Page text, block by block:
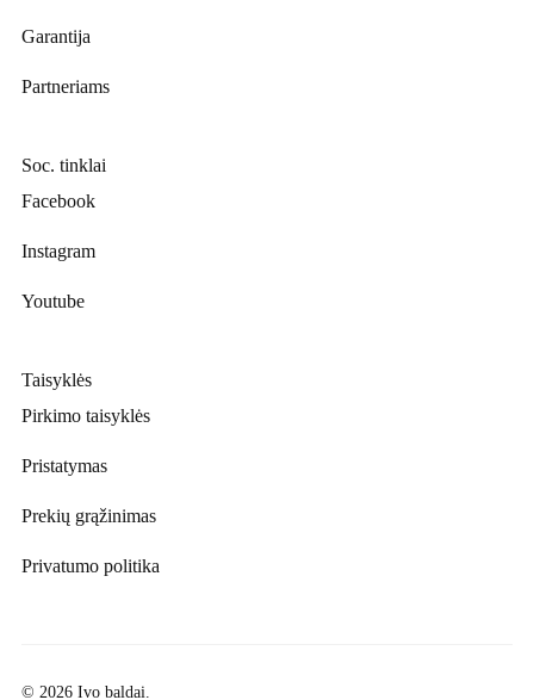
Garantija
Partneriams
Soc. tinklai
Facebook
Instagram
Youtube
Taisyklės
Pirkimo taisyklės
Pristatymas
Prekių grąžinimas
Privatumo politika
© 2026 Ivo baldai.